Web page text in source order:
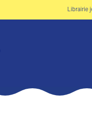
Librairie